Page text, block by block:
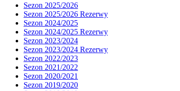
Sezon 2025/2026
Sezon 2025/2026 Rezerwy
Sezon 2024/2025
Sezon 2024/2025 Rezerwy
Sezon 2023/2024
Sezon 2023/2024 Rezerwy
Sezon 2022/2023
Sezon 2021/2022
Sezon 2020/2021
Sezon 2019/2020